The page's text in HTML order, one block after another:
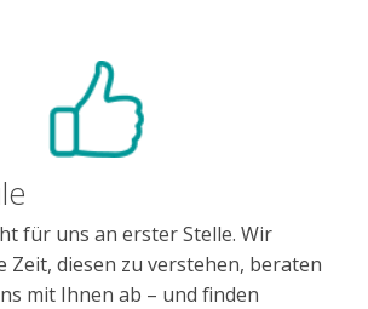
für uns an erster Stelle. Wir
Zeit, diesen zu verstehen, beraten
mit Ihnen ab – und finden